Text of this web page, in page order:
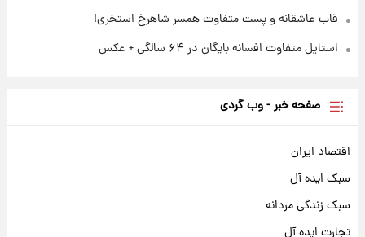
قاب عاشقانه و پست متفاوت همسر شاهرخ استخری!
استایل متفاوت افسانه بایگان در ۶۴ سالگی + عکس
صفحه خبر - وب گردی
اقتصاد ایران
سبک ایده آل
سبک زندگی مردانه
تجارت ایده آل